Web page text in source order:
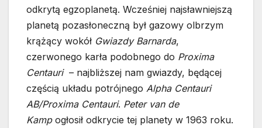
odkrytą egzoplanetą. Wcześniej najsławniejszą
planetą pozasłoneczną był gazowy olbrzym
krążący wokół Gwiazdy Barnarda,
czerwonego karła podobnego do Proxima
Centauri– najbliższej nam gwiazdy, będącej
częścią układu potrójnego Alpha Centauri
AB/Proxima Centauri. Peter van de
Kampogłosił odkrycie tej planety w 1963 roku.